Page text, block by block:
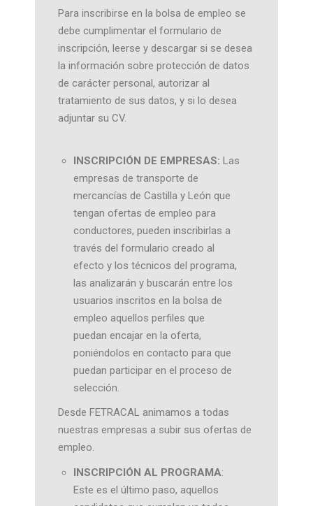
Para inscribirse en la bolsa de empleo se
debe cumplimentar el formulario de
inscripción, leerse y descargar si se desea
la información sobre protección de datos
de carácter personal, autorizar al
tratamiento de sus datos, y si lo desea
adjuntar su CV.
INSCRIPCIÓN DE EMPRESAS: Las
empresas de transporte de
mercancías de Castilla y León que
tengan ofertas de empleo para
conductores, pueden inscribirlas a
través del formulario creado al
efecto y los técnicos del programa,
las analizarán y buscarán entre los
usuarios inscritos en la bolsa de
empleo aquellos perfiles que
puedan encajar en la oferta,
poniéndolos en contacto para que
puedan participar en el proceso de
selección.
Desde FETRACAL animamos a todas
nuestras empresas a subir sus ofertas de
empleo.
INSCRIPCIÓN AL PROGRAMA:
Este es el último paso, aquellos